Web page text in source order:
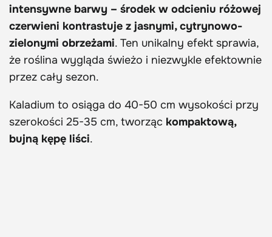
intensywne barwy – środek w odcieniu różowej
czerwieni kontrastuje z jasnymi, cytrynowo-
zielonymi obrzeżami. Ten unikalny efekt sprawia,
że roślina wygląda świeżo i niezwykle efektownie
przez cały sezon.
Kaladium to osiąga do 40-50 cm wysokości przy
szerokości 25-35 cm, tworząc kompaktową,
bujną kępę liści.